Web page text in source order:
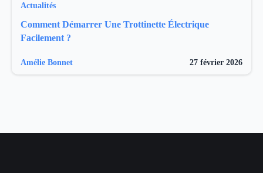
Actualités
Comment Démarrer Une Trottinette Électrique
Facilement ?
Amélie Bonnet 27 février 2026